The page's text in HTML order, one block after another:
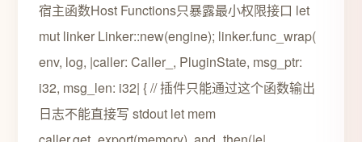
宿主函数Host Functions只暴露最小权限接口 let
mut linker Linker::new(engine); linker.func_wrap(
env, log, |caller: Caller_, PluginState, msg_ptr:
i32, msg_len: i32| { // 插件只能通过这个函数输出
日志不能直接写 stdout let mem